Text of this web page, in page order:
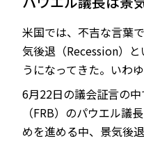
米国では、不吉な言葉
気後退（Recession）
うになってきた。いわ
6月22日の議会証言の
（FRB）のパウエル議
めを進める中、景気後